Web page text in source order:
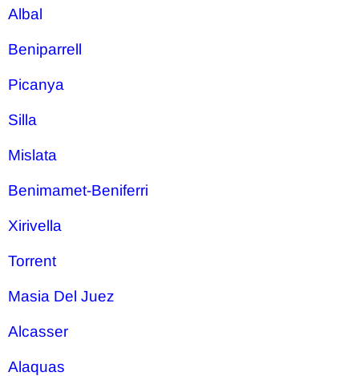
Albal
Beniparrell
Picanya
Silla
Mislata
Benimamet-Beniferri
Xirivella
Torrent
Masia Del Juez
Alcasser
Alaquas